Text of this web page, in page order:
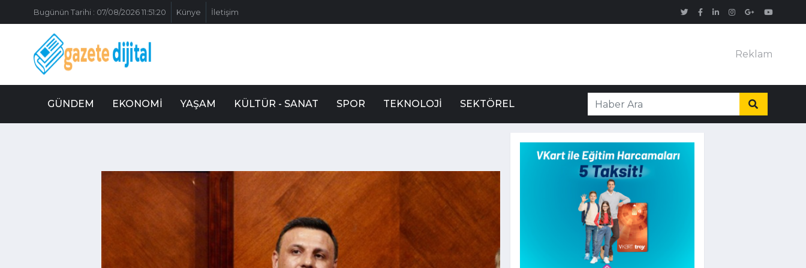
Bugünün Tarihi : 07/08/2026 11:51:20 Künye İletişim
Reklam
GÜNDEM EKONOMI YAŞAM KÜLTÜR - SANAT SPOR TEKNOLOJI SEKTÖREL